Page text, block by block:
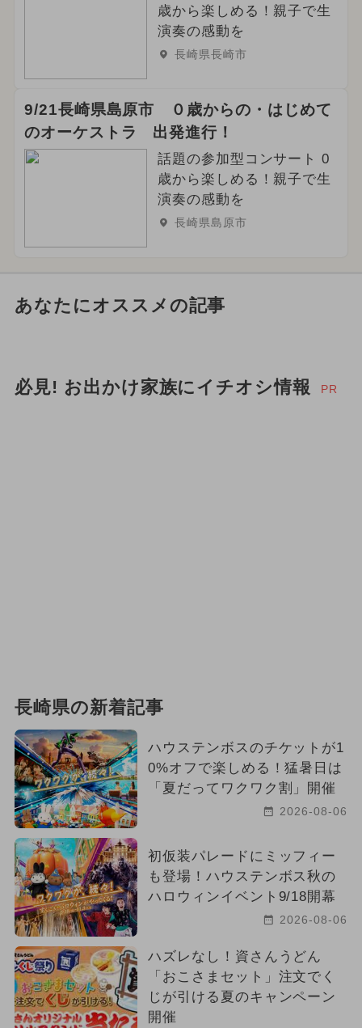
歳から楽しめる！親子で生
演奏の感動を
長崎県長崎市
9/21長崎県島原市 ０歳からの・はじめて
のオーケストラ 出発進行！
話題の参加型コンサート 0
歳から楽しめる！親子で生
演奏の感動を
長崎県島原市
あなたにオススメの記事
必見! お出かけ家族にイチオシ情報 PR
長崎県の新着記事
ハウステンボスのチケットが1
0%オフで楽しめる！猛暑日は
「夏だってワクワク割」開催
2026-08-06
初仮装パレードにミッフィー
も登場！ハウステンボス秋の
ハロウィンイベント9/18開幕
2026-08-06
ハズレなし！資さんうどん
「おこさまセット」注文でく
じが引ける夏のキャンペーン
開催